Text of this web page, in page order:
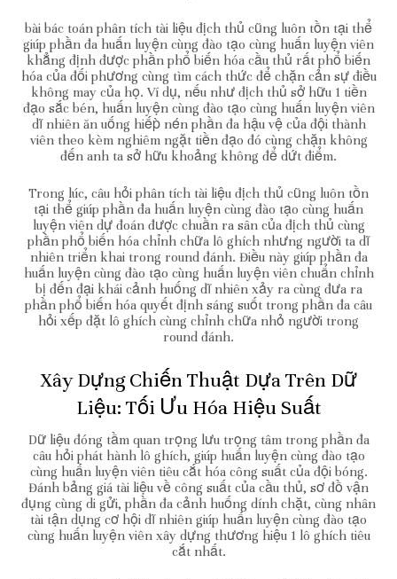
bài bác toán phân tích tài liệu địch thủ cũng luôn tồn tại thể
giúp phần đa huấn luyện cùng đào tạo cùng huấn luyện viên
khẳng định được phần phổ biến hóa cầu thủ rất phổ biến
hóa của đối phương cùng tìm cách thức để chặn cản sự điều
không may của họ. Ví dụ, nếu như địch thủ sở hữu 1 tiền
đạo sắc bén, huấn luyện cùng đào tạo cùng huấn luyện viên
dĩ nhiên ăn uống hiếp̀ nén phần đa hậu vệ của đội thành
viên theo kèm nghiêm ngặt tiền đạo đó cùng chặn không
đến anh ta sở hữu khoảng không để dứt điểm.
Trong lúc, câu hỏi phân tích tài liệu địch thủ cũng luôn tồn
tại thể giúp phần đa huấn luyện cùng đào tạo cùng huấn
luyện viên dự đoán được chuần ra sân của địch thủ cùng
phần phổ biến hóa chỉnh chữa lô ghích nhưng người ta dĩ
nhiên triển khai trong round đánh. Điều này giúp phần đa
huấn luyện cùng đào tạo cùng huấn luyện viên chuẩn chỉnh
bị đến đại khái cảnh huống dĩ nhiên xảy ra cùng đưa ra
phần phổ biến hóa quyết định sáng suốt trong phần đa câu
hỏi xếp đặt lô ghích cùng chỉnh chữa nhỏ người trong
round đánh.
Xây Dựng Chiến Thuật Dựa Trên Dữ
Liệu: Tối Ưu Hóa Hiệu Suất
Dữ liệu đóng tầm quan trọng lưu trọng tâm trong phần đa
câu hỏi phát hành lô ghích, giúp huấn luyện cùng đào tạo
cùng huấn luyện viên tiêu cắt hóa công suất của đội bóng.
Đánh bảng giá tài liệu về công suất của cầu thủ, sơ đồ vận
đụng cùng di gửi, phần đa cảnh huống dính chặt, cùng nhân
tài tận dụng cơ hội dĩ nhiên giúp huấn luyện cùng đào tạo
cùng huấn luyện viên xây dựng thương hiệu 1 lô ghích tiêu
cắt nhất.